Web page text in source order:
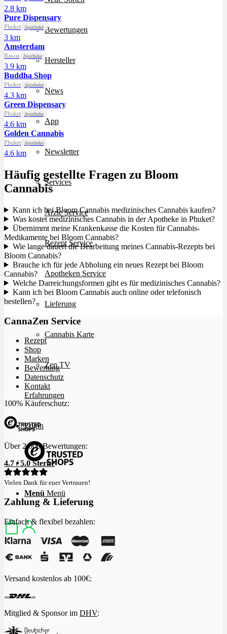
Bewertungen
Hersteller
News
App
Newsletter
Services
Ärzte Service
Rezept Service
Apotheken Service
Lieferung
Cannabis Karte
Zen TV
Erfahrungen
Login
Menü Menü
2.8 km
Pure Dispensary
Phuket Apotheke
3 km
Amsterdam
Rawai Apotheke
3.9 km
Buddha Shop
Phuket Apotheke
4.3 km
Green Dispensary
Phuket Apotheke
4.6 km
Golden Cannabis
Phuket Apotheke
4.6 km
Häufig gestellte Fragen zu Bloom
Cannabis
Kann ich bei Bloom Cannabis medizinisches Cannabis kaufen?
Was kostet medizinisches Cannabis in der Apotheke in Phuket?
Übernimmt meine Krankenkasse die Kosten für Cannabis-
Medikamente bei Bloom Cannabis?
Wie lange dauert die Bearbeitung meines Cannabis-Rezepts bei
Bloom Cannabis?
Brauche ich für jede Abholung ein neues Rezept bei Bloom
Cannabis?
Welche Darreichungsformen gibt es für medizinisches Cannabis?
Kann ich bei Bloom Cannabis auch online oder telefonisch
bestellen?
CannaZen Service
Rezept
Shop
Marken
Bewertung
Datenschutz
Kontakt
100% Käuferschutz:
Über 2.000 Bewertungen:
4.7 / 5.0 Sterne
Vielen Dank für euer Vertrauen!
Zahlung & Lieferung
Einfach & flexibel bezahlen:
Versand kostenlos ab 100€:
Mitglied & Sponsor im DHV: